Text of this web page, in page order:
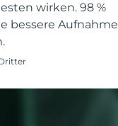
wirken. 98 %
bessere Aufnahme